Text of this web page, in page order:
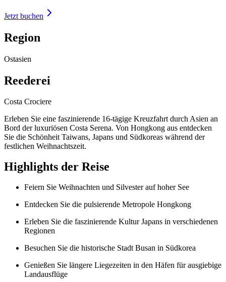
Jetzt buchen
Region
Ostasien
Reederei
Costa Crociere
Erleben Sie eine faszinierende 16-tägige Kreuzfahrt durch Asien an
Bord der luxuriösen Costa Serena. Von Hongkong aus entdecken
Sie die Schönheit Taiwans, Japans und Südkoreas während der
festlichen Weihnachtszeit.
Highlights der Reise
Feiern Sie Weihnachten und Silvester auf hoher See
Entdecken Sie die pulsierende Metropole Hongkong
Erleben Sie die faszinierende Kultur Japans in verschiedenen
Regionen
Besuchen Sie die historische Stadt Busan in Südkorea
Genießen Sie längere Liegezeiten in den Häfen für ausgiebige
Landausflüge